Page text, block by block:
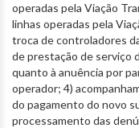
operadas pela Viação
linhas operadas pela
troca de controladores
de prestação de serviço
quanto à anuência por
operador; 4)
do pagamento do novo
processamento das